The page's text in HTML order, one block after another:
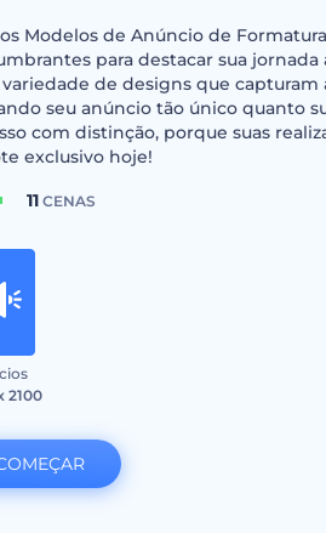
Modelos de Anúncio de
para destacar sua
de designs que capturam
seu anúncio tão único quanto
com distinção, porque suas
exclusivo hoje!
11 CENAS
2100